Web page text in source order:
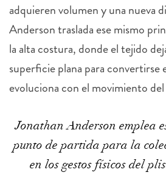
adquieren volumen y una nueva
Anderson traslada ese mismo
la alta costura, donde el tejido
superficie plana para convertirse
evoluciona con el movimiento
Jonathan Anderson emplea
punto de partida para la
en los gestos físicos del